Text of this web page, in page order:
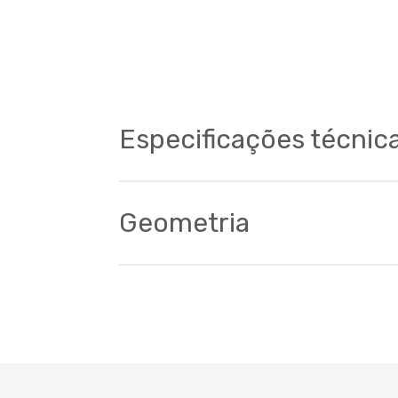
Cockpit